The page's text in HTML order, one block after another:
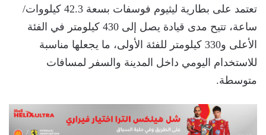
تعتمد على بطارية ليثيوم فوسفات بسعة 42.3 كيلووات/
ساعة، تتيح مدى قيادة يصل إلى 430 كيلومتر في الفئة
الأعلى و330 كيلومتر للفئة الأولى، ما يجعلها مناسبة
للاستخدام اليومي داخل المدينة والسفر لمسافات
متوسطة.